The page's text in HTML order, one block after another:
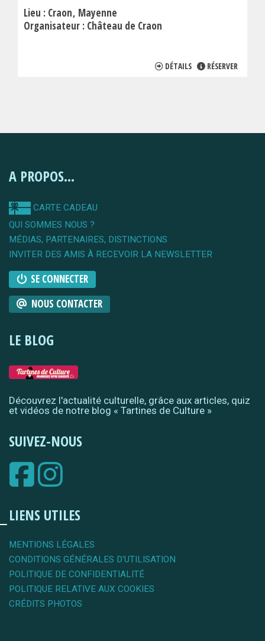
Lieu : Craon Mayenne
Organisateur : Château de Craon
DÉTAILS RÉSERVER
A PROPOS...
CARTE CADEAU
QUI SOMMES NOUS ?
MÉDIAS, PARTENAIRES, DISTINCTIONS
INVITER DES AMIS À RECEVOIR LA NEWSLETTER
SE CONNECTER
NOUS CONTACTER
LE BLOG
Découvrez l'actualité culturelle, grâce aux articles, quiz
et vidéos de notre blog « Tartines de Culture »
SUIVEZ-NOUS
LIENS UTILES
MENTIONS LÉGALES
CONDITIONS GÉNÉRALES D'UTILISATION
POLITIQUE DE CONFIDENTIALITÉ
POLITIQUE RELATIVE AUX COOKIES
CRÉDITS PHOTOS